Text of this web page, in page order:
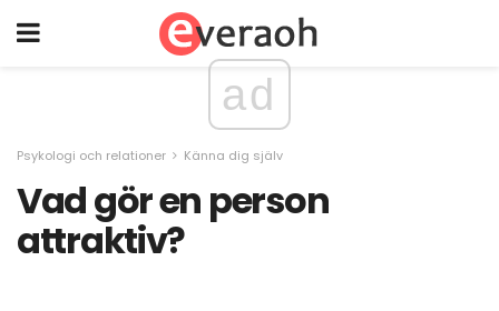
ad
Psykologi och relationer Känna dig själv
Vad gör en person
attraktiv?